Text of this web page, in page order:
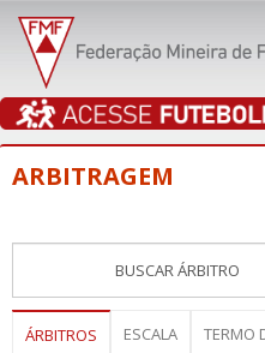
ARBITRAGEM
ÁRBITROS ESCALA TERMO